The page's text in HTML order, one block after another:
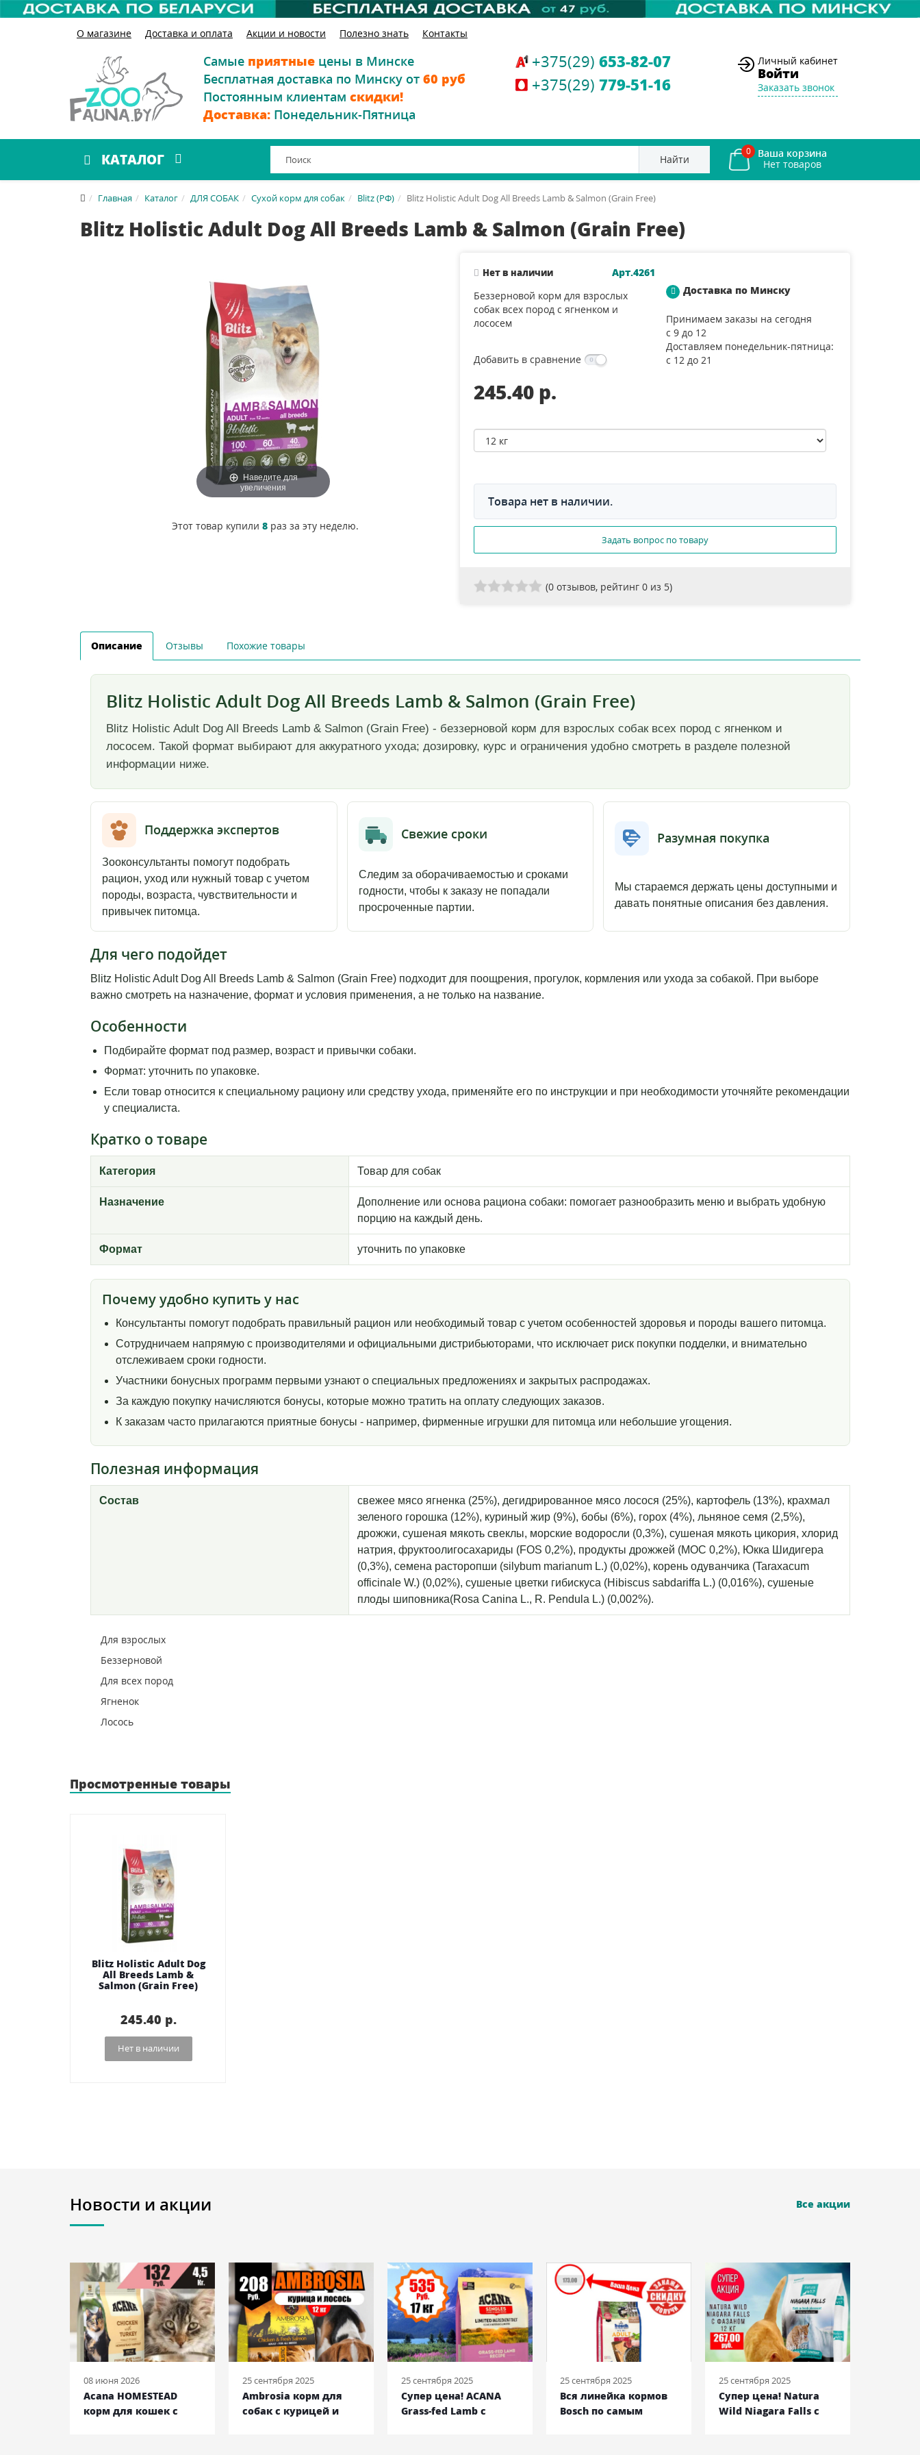
О магазине Доставка и оплата Акции и новости Полезно знать Контакты
Самые приятные цены в Минске
Бесплатная доставка по Минску от 60 руб
Постоянным клиентам скидки!
Доставка: Понедельник-Пятница
+375(29) 653-82-07
+375(29) 779-51-16
Личный кабинет
Войти
Заказать звонок
КАТАЛОГ Найти
0 Ваша корзина
Главная Каталог ДЛЯ СОБАК Сухой корм для собак Blitz (РФ) Blitz Holistic Adult Dog All Breeds Lamb & Salmon (Grain Free)
Blitz Holistic Adult Dog All Breeds Lamb & Salmon (Grain Free)
Наведите для
увеличения
Этот товар купили 8раз за эту неделю.
Нет в наличии
Арт.4261
Беззерновой корм для взрослых
собак всех пород с ягненком и
лососем
Добавить в сравнение
245.40 p.
Доставка по Минску
Принимаем заказы на сегодня
с 9 до 12
Доставляем понедельник-пятница:
с 12 до 21
Товара нет в наличии.
Задать вопрос по товару
(0 отзывов, рейтинг 0 из 5)
Описание Отзывы Похожие товары
Blitz Holistic Adult Dog All Breeds Lamb & Salmon (Grain Free)
Blitz Holistic Adult Dog All Breeds Lamb & Salmon (Grain Free) - беззерновой корм для взрослых собак всех пород с ягненком и
лососем. Такой формат выбирают для аккуратного ухода; дозировку, курс и ограничения удобно смотреть в разделе полезной
информации ниже.
Поддержка экспертов
Зооконсультанты помогут подобрать
рацион, уход или нужный товар с учетом
породы, возраста, чувствительности и
привычек питомца.
Свежие сроки
Следим за оборачиваемостью и сроками
годности, чтобы к заказу не попадали
просроченные партии.
Разумная покупка
Мы стараемся держать цены доступными и
давать понятные описания без давления.
Для чего подойдет
Blitz Holistic Adult Dog All Breeds Lamb & Salmon (Grain Free) подходит для поощрения, прогулок, кормления или ухода за собакой. При выборе
важно смотреть на назначение, формат и условия применения, а не только на название.
Особенности
Подбирайте формат под размер, возраст и привычки собаки.
Формат: уточнить по упаковке.
Если товар относится к специальному рациону или средству ухода, применяйте его по инструкции и при необходимости уточняйте рекомендации
у специалиста.
Кратко о товаре
Категория Товар для собак
Назначение
Дополнение или основа рациона собаки: помогает разнообразить меню и выбрать удобную
порцию на каждый день.
Формат уточнить по упаковке
Почему удобно купить у нас
Консультанты помогут подобрать правильный рацион или необходимый товар с учетом особенностей здоровья и породы вашего питомца.
Сотрудничаем напрямую с производителями и официальными дистрибьюторами, что исключает риск покупки подделки, и внимательно
отслеживаем сроки годности.
Участники бонусных программ первыми узнают о специальных предложениях и закрытых распродажах.
За каждую покупку начисляются бонусы, которые можно тратить на оплату следующих заказов.
К заказам часто прилагаются приятные бонусы - например, фирменные игрушки для питомца или небольшие угощения.
Полезная информация
Состав
свежее мясо ягненка (25%), дегидрированное мясо лосося (25%), картофель (13%), крахмал
зеленого горошка (12%), куриный жир (9%), бобы (6%), горох (4%), льняное семя (2,5%),
дрожжи, сушеная мякоть свеклы, морские водоросли (0,3%), сушеная мякоть цикория, хлорид
натрия, фруктоолигосахариды (FOS 0,2%), продукты дрожжей (МОС 0,2%), Юкка Шидигера
(0,3%), семена расторопши (silybum marianum L.) (0,02%), корень одуванчика (Taraxacum
officinale W.) (0,02%), сушеные цветки гибискуса (Hibiscus sabdariffa L.) (0,016%), сушеные
плоды шиповника(Rosa Canina L., R. Pendula L.) (0,002%).
Для взрослых
Беззерновой
Для всех пород
Ягненок
Лосось
Просмотренные товары
Blitz Holistic Adult Dog
All Breeds Lamb &
Salmon (Grain Free)
245.40 p.
Нет в наличии
Новости и акции Все акции
08 июня 2026
Acana HOMESTEAD
корм для кошек с
25 сентября 2025
Ambrosia корм для
собак с курицей и
25 сентября 2025
Супер цена! ACANA
Grass-fed Lamb с
25 сентября 2025
Вся линейка кормов
Bosch по самым
25 сентября 2025
Супер цена! Natura
Wild Niagara Falls c